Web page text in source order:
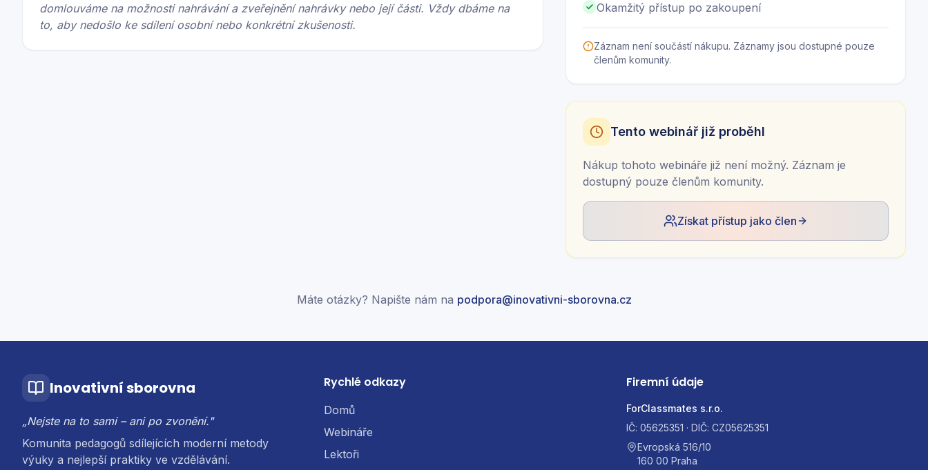
domlouváme na možnosti nahrávání a zveřejnění nahrávky nebo její části. Vždy dbáme na
to, aby nedošlo ke sdílení osobní nebo konkrétní zkušenosti.
Okamžitý přístup po zakoupení
Záznam není součástí nákupu. Záznamy jsou dostupné pouze
členům komunity.
Tento webinář již proběhl
Nákup tohoto webináře již není možný. Záznam je
dostupný pouze členům komunity.
Získat přístup jako člen
Máte otázky? Napište nám na podpora@inovativni-sborovna.cz
Inovativní sborovna
„Nejste na to sami – ani po zvonění."
Komunita pedagogů sdílejících moderní metody
výuky a nejlepší praktiky ve vzdělávání.
Rychlé odkazy
Domů
Webináře
Lektoři
Firemní údaje
ForClassmates s.r.o.
IČ: 05625351 · DIČ: CZ05625351
Evropská 516/10
160 00 Praha